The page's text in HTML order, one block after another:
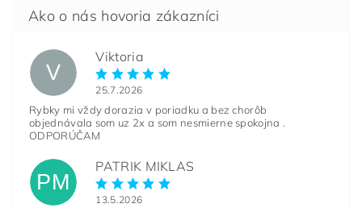
V
Viktoria
25.7.2026
Rybky mi vždy dorazia v poriadku a bez chorôb
objednávala som uz 2x a som nesmierne spokojna .
ODPORÚČAM
PM
PATRIK MIKLAS
13.5.2026